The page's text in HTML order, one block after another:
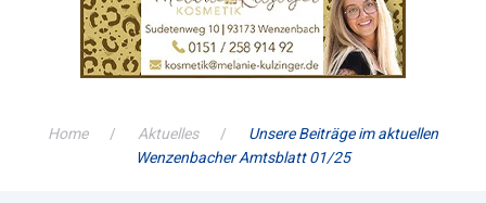
Home Aktuelles
Unsere Beiträge im aktuellen
Wenzenbacher Amtsblatt 01/25